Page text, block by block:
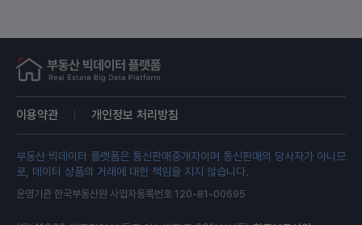
이용약관 개인정보 처리방침
부동산 빅데이터 플랫폼은 통신판매중개자이며 통신판매의 당사자가 아니므
로, 데이터 상품의 거래에 대한 책임을 지지 않습니다.
운영기관 한국부동산원 사업자등록번호 120-81-00695